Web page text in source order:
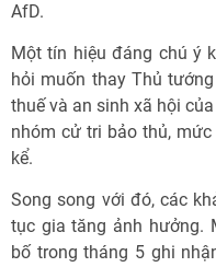
AfD.
Một tín hiệu đáng chú ý
hỏi muốn thay Thủ
thuế và an sinh xã hội
nhóm cử tri bảo thủ,
kể.
Song song với đó, các
tục gia tăng ảnh hưởng.
bố trong tháng 5 ghi